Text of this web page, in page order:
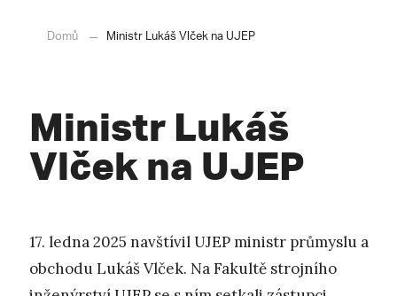
Domů Ministr Lukáš Vlček na UJEP
Ministr Lukáš
Vlček na UJEP
17. ledna 2025 navštívil UJEP ministr průmyslu a
obchodu Lukáš Vlček. Na Fakultě strojního